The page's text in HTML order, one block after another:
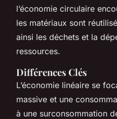
l’économie circulaire
les matériaux sont
ainsi les déchets et la
ressources.
Différences Clés
L’économie linéaire se
massive et une
à une surconsommation